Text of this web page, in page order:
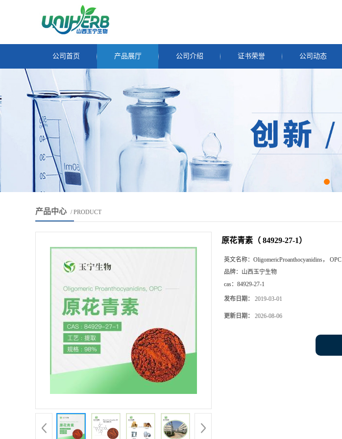
公司首页 产品展厅 公司介绍 证书荣誉 公司动态
产品中心 / PRODUCT
原花青素（ 84929-27-1）
英文名称： OligomericProanthocyanidins， OPC
品牌： 山西玉宁生物
cas： 84929-27-1
发布日期： 2019-03-01
更新日期： 2026-08-06